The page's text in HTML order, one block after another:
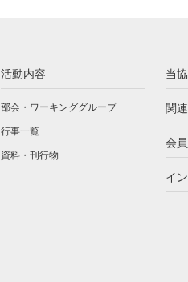
活動内容
部会・ワーキンググループ
行事一覧
資料・刊行物
当
関
会
イ